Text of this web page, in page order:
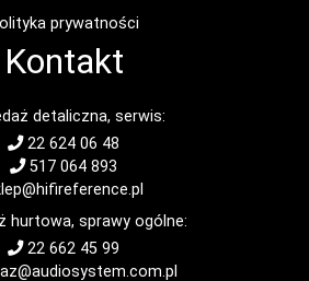
prywatności
Kontakt
detaliczna, serwis:
22 624 06 48
517 064 893
hurtowa, sprawy ogólne:
22 662 45 99